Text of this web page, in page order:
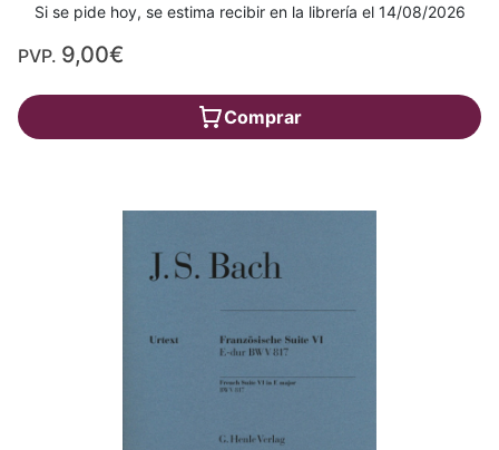
Si se pide hoy, se estima recibir en la librería el 14/08/2026
PVP. 9,00€
Comprar